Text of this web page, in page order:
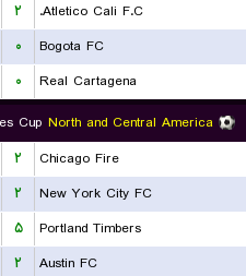
Atletico Cali F.C.
۲
Bogota FC
۰
Real Cartagena
۰
North and Central America
Cup
Chicago Fire
۲
New York City FC
۲
Portland Timbers
۵
Austin FC
۲